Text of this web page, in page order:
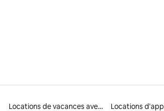
Locations de vacances avec piscine Locations